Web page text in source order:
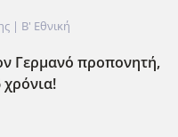
| Β' Εθνική
Γερμανό προπονητή,